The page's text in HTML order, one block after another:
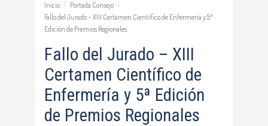
Inicio
Portada Consejo
Fallo del Jurado – XIII Certamen Científico de Enfermería y 5ª
Edición de Premios Regionales
Fallo del Jurado – XIII
Certamen Científico de
Enfermería y 5ª Edición
de Premios Regionales